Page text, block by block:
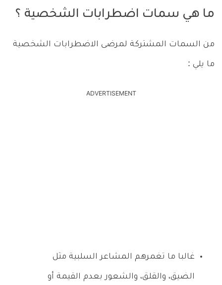
ما هي سمات اضطرابات الشخصية ؟
من السمات المشتركة لمرضى الاضطرابات الشخصية
ما يلي :
ADVERTISEMENT
غالبا ما تغمرهم المشاعر السلبية مثل
الضيق، والقلق، والشعور بعدم القيمة أو